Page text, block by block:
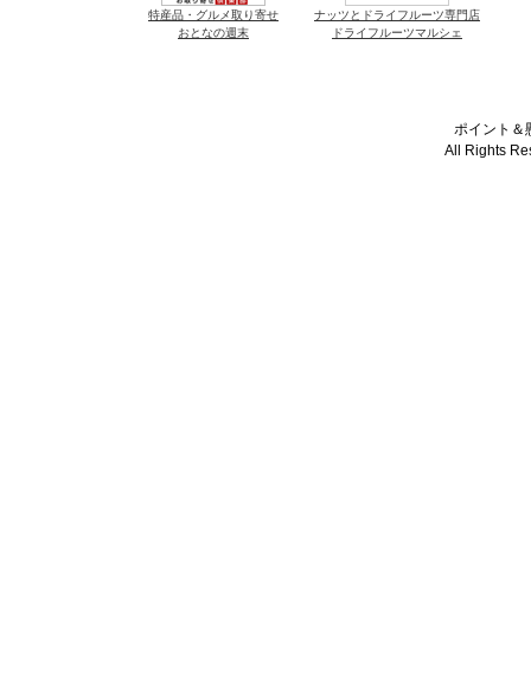
特産品・グルメ取り寄せ
おとなの週末
ナッツとドライフルーツ専門店
ドライフルーツマルシェ
ポイント＆
All Rights